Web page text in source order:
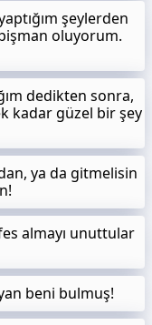
şeylerden
oluyorum.
dedikten sonra,
kadar güzel bir şey
ya da gitmelisin
almayı unuttular
beni bulmuş!